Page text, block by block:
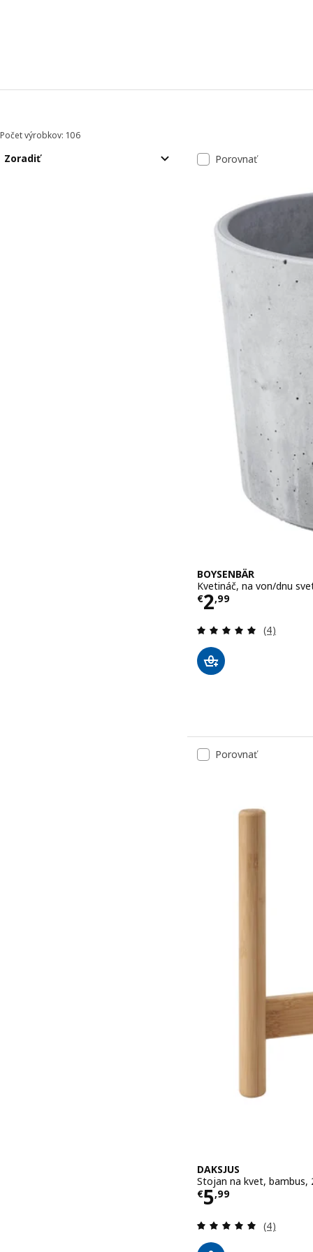
Zoradiť a filtrovať
Počet výrobkov: 106
Zoradiť Zoznam
Porovnať
BOYSENBÄR
Kvetináč, na von/dnu
€2,99
Cena € 2,99
Prehľad:
(4)
Porovnať
DAKSJUS
Stojan na kvet, bambus,
€5,99
Cena € 5,99
Prehľad:
(4)